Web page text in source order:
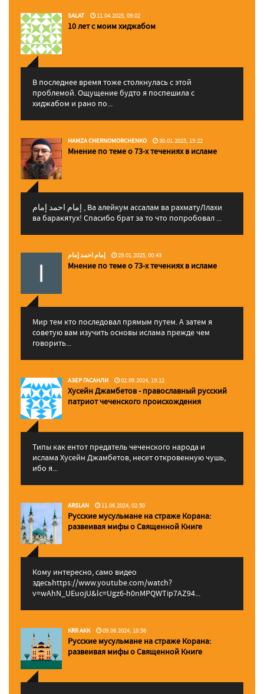
SALAT 11.04.2025, 09:02
10 лет с моим хиджабом
В последнее время тоже столкнулась с этой
проблемой. Ощущение будто я поспешила с
хиджабом и рано по...
HAMZA CHERNOMORCHENKO 30.01.2025, 15:22
Мнение по теме о 73-х течениях в исламе
إمام احمد إمام , Ва алейкум ассалам ва рахматуЛлахи
ва баракятух! Спасибо брат за то что попробовал ...
إمام احمد إمام 29.01.2025, 00:43
Мнение по теме о 73-х течениях в исламе
Мир тем кто последовал прямым путем. А затем я
советую вам изучить основы ислама прежде чем
говорить...
АЗЕР ГАСАНЛИ 02.09.2024, 19:12
Хусейн Джамбетов - православный русский
патриот чеченского происхождения
Типы как ентот предатель чеченского народа и
ислама Хусейн Джамбетов, несет откровенную чушь,
ибо я...
ARSLAN 11.06.2024, 02:50
Русские мусульмане на страже Корана:
pазвеивая мифы о Священной Книге
Кому интересно, само видео
здесьhttps://www.youtube.com/watch?
v=wAhN_UEuojU&lc=Ugz6-h0nMPQWTip7AZ94...
KRR AKK 09.06.2024, 18:56
Русские мусульмане на страже Корана:
pазвеивая мифы о Священной Книге